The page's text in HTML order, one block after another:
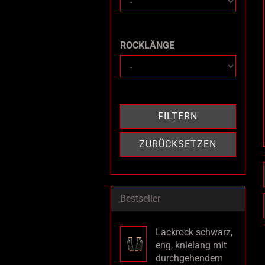
ROCKLÄNGE
ROCKLÄNGE
FILTERN
ZURÜCKSETZEN
Bestseller
Lackrock schwarz,
eng, knielang mit
durchgehendem